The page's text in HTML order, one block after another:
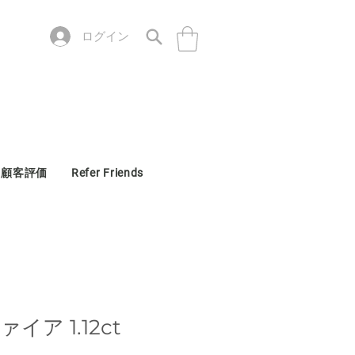
ログイン
顧客評価 Refer Friends
イア 1.12ct